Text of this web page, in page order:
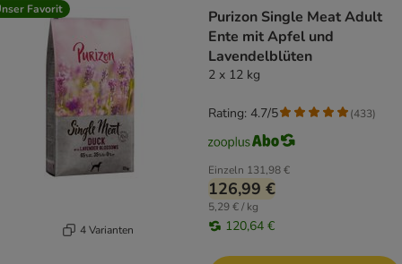
Favorit
4 Varianten
Purizon Single Meat Adult
Ente mit Apfel und
Lavendelblüten
2 x 12 kg
Einzeln 131,98 €
126,99 €
5,29 € / kg
120,64 €
Rating: 4.7/5 (433)